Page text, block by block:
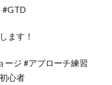
#GTD
ます！
ージ #アプローチ練習
心者